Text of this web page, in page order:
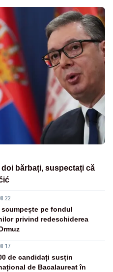
bărbați, suspectați că
scumpește pe fondul
privind redeschiderea
de candidați susțin
de Bacalaureat în